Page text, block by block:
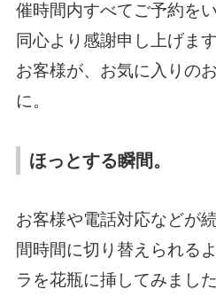
催時間内すべてご予約を
同心より感謝申し上げま
お客様が、お気に入りの
に。
ほっとする瞬間。
お客様や電話対応などが
間時間に切り替えられる
ラを花瓶に挿してみました